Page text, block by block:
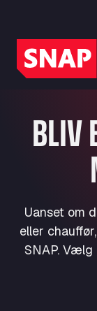
BLIV
Uanset om
eller
SNAP. Vælg